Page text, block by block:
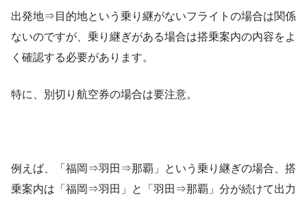
出発地⇒目的地という乗り継がないフライトの場合は関係
ないのですが、乗り継ぎがある場合は搭乗案内の内容をよ
く確認する必要があります。
特に、別切り航空券の場合は要注意。
例えば、「福岡⇒羽田⇒那覇」という乗り継ぎの場合、搭
乗案内は「福岡⇒羽田」と「羽田⇒那覇」分が続けて出力